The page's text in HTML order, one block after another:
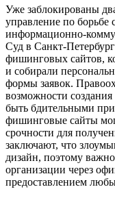
Уже заблокированы
управление по
информационно-
Суд в Санкт-
фишинговых сайтов,
и собирали
формы заявок.
возможности
быть бдительными
фишинговые сайты
срочности для
заключают, что
дизайн, поэтому
организации через
предоставлением